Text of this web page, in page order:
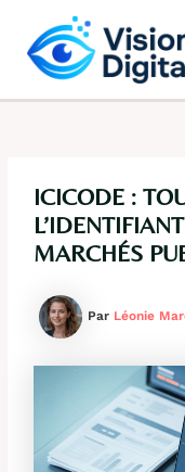
contenu
ICICODE :
MARCHÉS
Par Léonie